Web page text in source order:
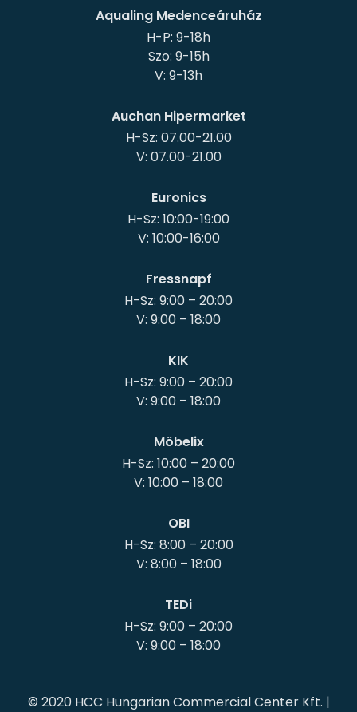
Aqualing Medenceáruház
H-P: 9-18h
Szo: 9-15h
Auchan Hipermarket
H-Sz: 07.00-21.00
V: 07.00-21.00
Euronics
H-Sz: 10:00-19:00
V: 10:00-16:00
Fressnapf
H-Sz: 9:00 – 20:00
KIK
H-Sz: 9:00 – 20:00
Möbelix
H-Sz: 10:00 – 20:00
OBI
H-Sz: 8:00 – 20:00
V: 8:00 – 18:00
TEDi
H-Sz: 9:00 – 20:00
© 2020 HCC Hungarian Commercial Center Kft. |